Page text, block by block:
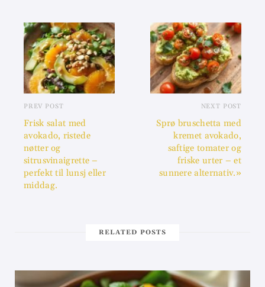
PREV POST
Frisk salat med
avokado, ristede
nøtter og
sitrusvinaigrette –
perfekt til lunsj eller
middag.
NEXT POST
Sprø bruschetta med
kremet avokado,
saftige tomater og
friske urter – et
sunnere alternativ.»
RELATED POSTS